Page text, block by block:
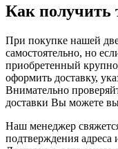
Как получить
При покупке нашей
самостоятельно, но
приобретенный
оформить доставку,
Внимательно
доставки Вы можете
Наш менеджер
подтверждения адреса